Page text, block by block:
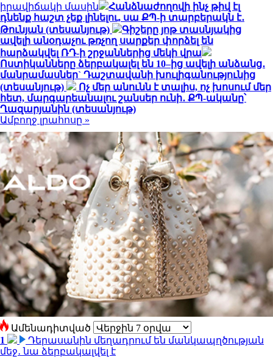
իրավիճակի մասին
Հանձնաժողովի ինչ թիվ էլ
դնենք հաշտ չեք լինելու, սա ՔՊ-ի տարբերակն է․
Թունյան (տեսանյութ)
Գիշերը յոթ տասնյակից
ավելի անօդաչու թռչող սարքեր փորձել են
հարձակվել ՌԴ-ի շրջաններից մեկի վրա
Ոստիկանները ձերբակալել են 10–ից ավելի անձանց․
մանրամասներ` Դաշտավանի խուլիգանությունից
(տեսանյութ)
Ոչ մեր անունն է տալիս, ոչ խոսում մեր
հետ, մարգարեանալու շանսեր ունի․ ՔՊ-ականը՝
Ղազարյանին (տեսանյութ)
Ամբողջ լրահոսը »
Ամենադիտված
1
Դերասանին մեղադրում են մանկապղծության
մեջ․ նա ձերբակալվել է